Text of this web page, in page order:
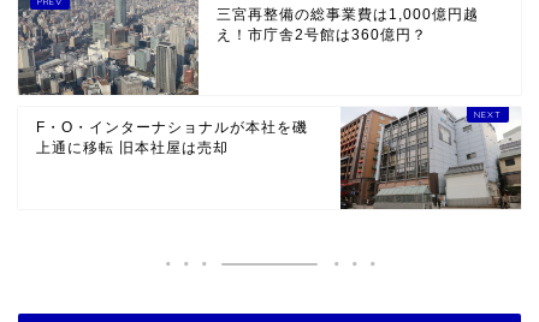
三宮再整備の総事業費は1,000億円越
え！市庁舎2号館は360億円？
F・O・インターナショナルが本社を磯
上通に移転 旧本社屋は売却